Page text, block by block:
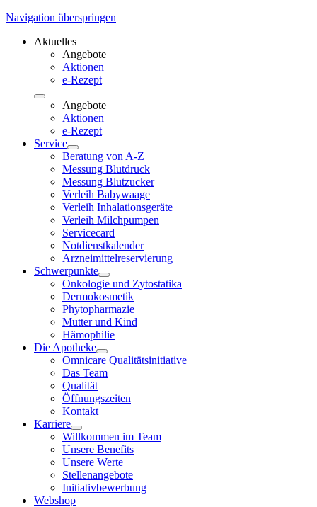
Navigation überspringen
Aktuelles
Angebote
Aktionen
e-Rezept
Angebote
Aktionen
e-Rezept
Service
Beratung von A-Z
Messung Blutdruck
Messung Blutzucker
Verleih Babywaage
Verleih Inhalationsgeräte
Verleih Milchpumpen
Servicecard
Notdienstkalender
Arzneimittelreservierung
Schwerpunkte
Onkologie und Zytostatika
Dermokosmetik
Phytopharmazie
Mutter und Kind
Hämophilie
Die Apotheke
Omnicare Qualitätsinitiative
Das Team
Qualität
Öffnungszeiten
Kontakt
Karriere
Willkommen im Team
Unsere Benefits
Unsere Werte
Stellenangebote
Initiativbewerbung
Webshop